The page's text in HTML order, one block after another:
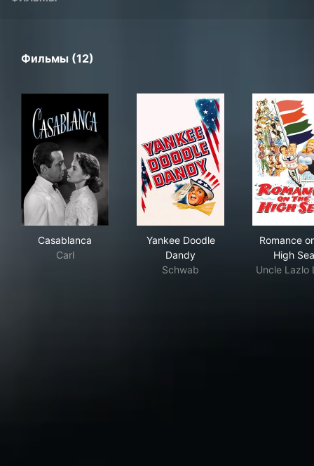
Фильмы (12)
Casablanca
Carl
Yankee Doodle
Dandy
Schwab
Romance
High
Uncle Lazlo